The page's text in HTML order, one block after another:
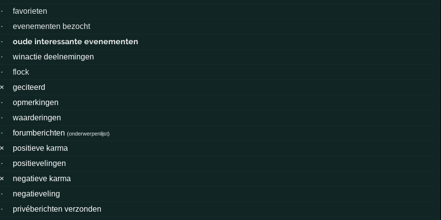
·
favorieten
·
evenementen bezocht
·
oude interessante evenementen
·
winactie deelnemingen
·
flock
×
geciteerd
·
opmerkingen
·
waarderingen
·
forumberichten(onderwerpenlijst)
×
positieve karma
·
positievelingen
×
negatieve karma
·
negatieveling
·
privéberichten verzonden